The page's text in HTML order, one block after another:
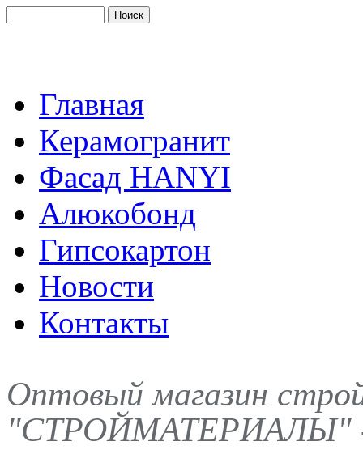
Главная
Керамогранит
Фасад HANYI
Алюкобонд
Гипсокартон
Новости
Контакты
Оптовый магазин
"СТРОЙМАТЕРИАЛЫ" -